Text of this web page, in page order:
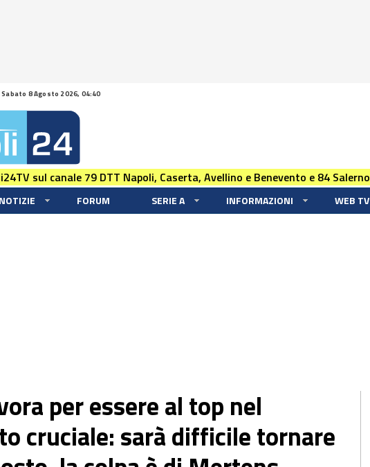
Sabato 8 Agosto 2026, 04:40
sul canale 79 DTT Napoli, Caserta, Avellino e Benevento e 84 Salerno
NOTIZIE FORUM SERIE A INFORMAZIONI WEB TV
per essere al top nel
cruciale: sarà difficile tornare